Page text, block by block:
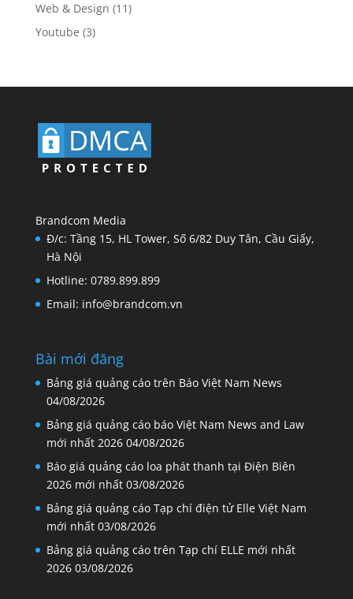
Web & Design (11)
Youtube (3)
Brandcom Media
Đ/c: Tầng 15, HL Tower, Số 6/82 Duy Tân, Cầu Giấy,
Hà Nội
Hotline: 0789.899.899
Email: info@brandcom.vn
Bài mới đăng
Bảng giá quảng cáo trên Báo Việt Nam News
04/08/2026
Bảng giá quảng cáo báo Việt Nam News and Law
mới nhất 2026 04/08/2026
Báo giá quảng cáo loa phát thanh tại Điện Biên
2026 mới nhất 03/08/2026
Bảng giá quảng cáo Tạp chí điện tử Elle Việt Nam
mới nhất 03/08/2026
Bảng giá quảng cáo trên Tạp chí ELLE mới nhất
2026 03/08/2026